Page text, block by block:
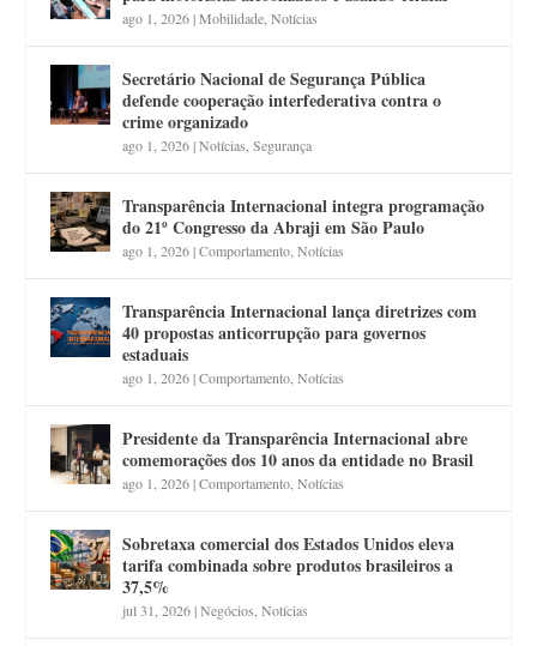
ago 1, 2026|Mobilidade ,Notícias
Secretário Nacional de Segurança Pública
defende cooperação interfederativa contra o
crime organizado
ago 1, 2026|Notícias ,Segurança
Transparência Internacional integra programação
do 21º Congresso da Abraji em São Paulo
ago 1, 2026|Comportamento ,Notícias
Transparência Internacional lança diretrizes com
40 propostas anticorrupção para governos
estaduais
ago 1, 2026|Comportamento ,Notícias
Presidente da Transparência Internacional abre
comemorações dos 10 anos da entidade no Brasil
ago 1, 2026|Comportamento ,Notícias
Sobretaxa comercial dos Estados Unidos eleva
tarifa combinada sobre produtos brasileiros a
37,5%
jul 31, 2026|Negócios ,Notícias